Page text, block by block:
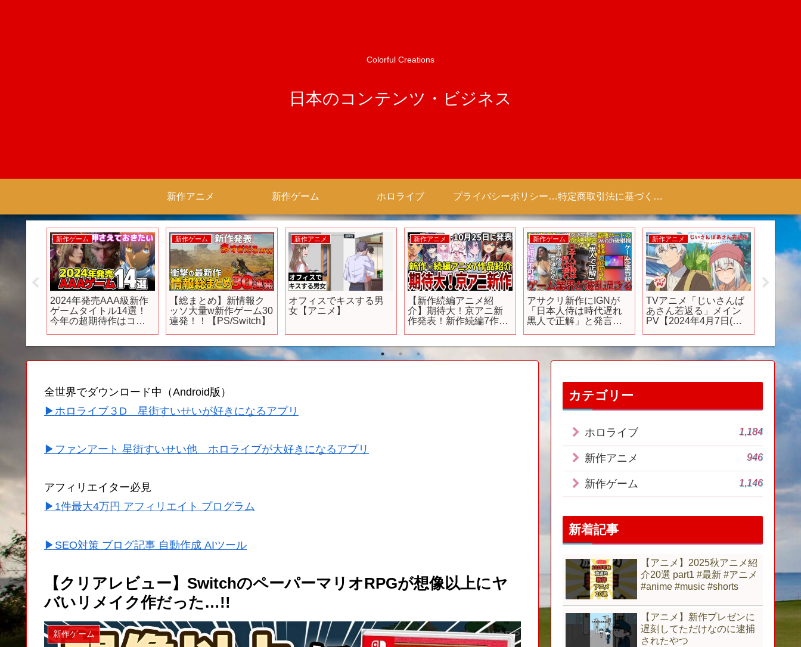
Colorful Creations
日本のコンテンツ・ビジネス
新作アニメ 新作ゲーム ホロライブ プライバシーポリシー 【Colorful Creation】 特定商取引法に基づく表記（商取引に関する開示）
新作アニメ
Hana Hope「旅のゆく
え」×「狼と香辛料」
MUSIC VIDEO／狼と香
新作ゲーム
2024年期待度No.1の新
作「マーベルウォッ
チ」全キャラクター紹
新作ゲーム
Hello Kitty Island
Adventure [Nintendo
新作ゲーム
【#デナアビ】超話題の
新作ゲーム「デュエッ
トナイトアビス」を攻
新作ゲーム
【緊急速報】スクエニ
ドラクエ新作ゲーム発
表！ドラクエ7リイマジ
新作ゲーム
【PS5/PS4最新作】想
像以上にヤバいかも…
2024年以降の期待作ア
（土）
全世界でダウンロード中（Android版）
▶ホロライブ３D 星街すいせいが好きになるアプリ
▶ファンアート 星街すいせい他 ホロライブが大好きになるアプリ
アフィリエイター必見
▶1件最大4万円 アフィリエイト プログラム
▶SEO対策 ブログ記事 自動作成 AIツール
【クリアレビュー】SwitchのペーパーマリオRPGが想像以上にヤ
バいリメイク作だった…!!
新作ゲーム
カテゴリー
ホロライブ 1,184
新作アニメ 946
新作ゲーム 1,146
新着記事
【アニメ】2025秋アニメ紹
介20選 part1 #最新 #アニメ
#anime #music #shorts
【アニメ】新作プレゼンに
遅刻してただけなのに逮捕
されたやつ